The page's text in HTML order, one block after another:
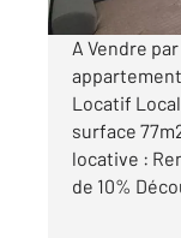
A Vendre
Locatif
surface
locative :
de 10%